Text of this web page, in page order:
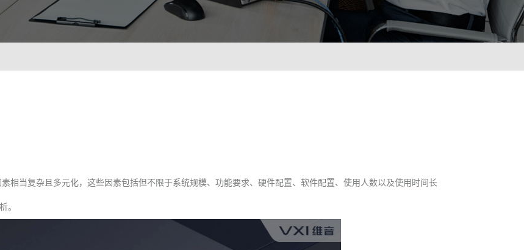
沉浸式Al陪练，打造金牌客服团队 预测排班需求，实时获悉遵时率
声纹识别VPR
图像描述 IC
相当复杂且多元化，这些因素包括但不限于系统规模、功能要求、硬件配置、软件配置、使用人数以及使用时间长
。